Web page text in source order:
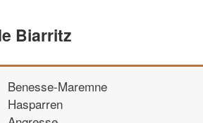
Biarritz
Benesse-Maremne
Hasparren